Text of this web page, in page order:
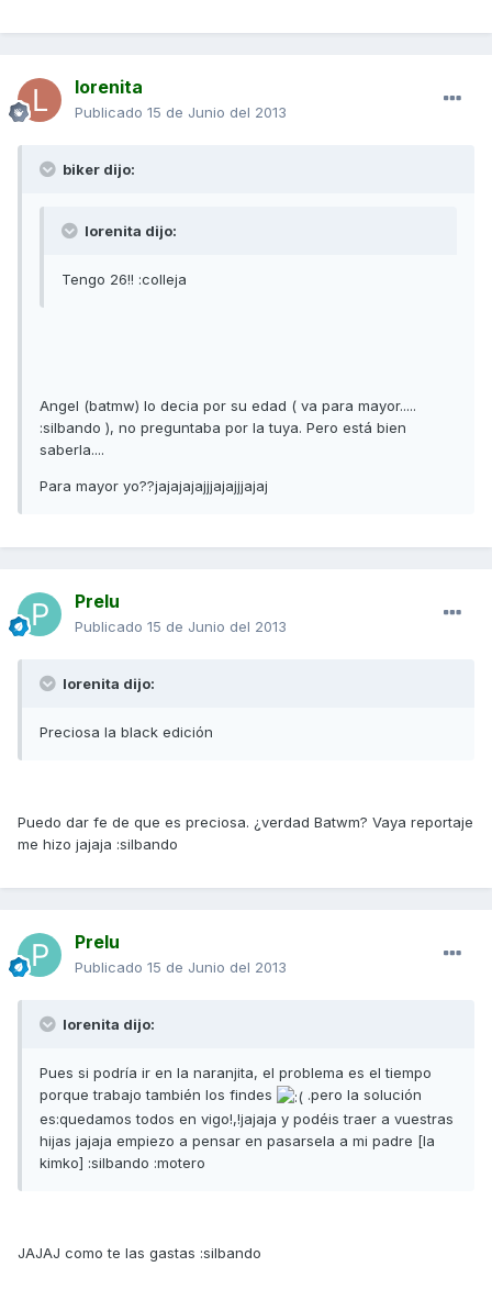
lorenita
Publicado 15 de Junio del 2013
biker dijo:
lorenita dijo:
Tengo 26!! :colleja
Angel (batmw) lo decia por su edad ( va para mayor.....
:silbando ), no preguntaba por la tuya. Pero está bien
saberla....
Para mayor yo??jajajajajjjajajjjajaj
Prelu
Publicado 15 de Junio del 2013
lorenita dijo:
Preciosa la black edición
Puedo dar fe de que es preciosa. ¿verdad Batwm? Vaya reportaje
me hizo jajaja :silbando
Prelu
Publicado 15 de Junio del 2013
lorenita dijo:
Pues si podría ir en la naranjita, el problema es el tiempo
porque trabajo también los findes
.pero la solución
es:quedamos todos en vigo!,!jajaja y podéis traer a vuestras
hijas jajaja empiezo a pensar en pasarsela a mi padre [la
kimko] :silbando :motero
JAJAJ como te las gastas :silbando